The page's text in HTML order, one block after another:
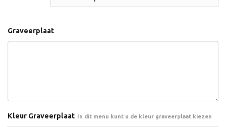
Graveerplaat
Kleur Graveerplaat In dit menu kunt u de kleur graveerplaat kiezen